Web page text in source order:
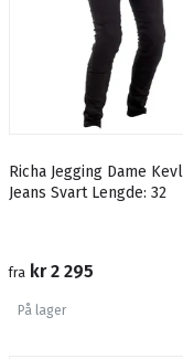
Richa Jegging Dame
Jeans Svart Lengde: 32
fra kr 2 295
På lager